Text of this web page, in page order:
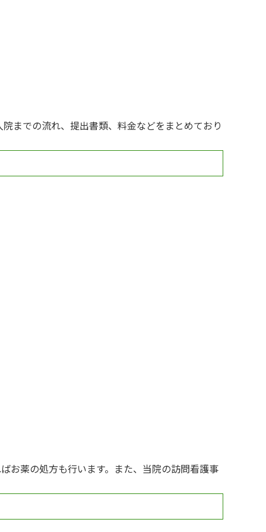
までの流れ、提出書類、料金などをまとめており
お薬の処方も行います。また、当院の訪問看護事